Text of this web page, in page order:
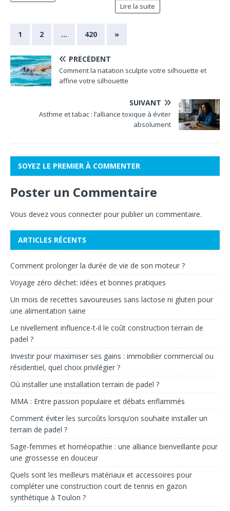
Lire la suite
1 2 … 420 »
PRÉCÉDENT
Comment la natation sculpte votre silhouette et
affine votre silhouette
SUIVANT
Asthme et tabac : l’alliance toxique à éviter
absolument
SOYEZ LE PREMIER À COMMENTER
Poster un Commentaire
Vous devez vous connecter pour publier un commentaire.
ARTICLES RÉCENTS
Comment prolonger la durée de vie de son moteur ?
Voyage zéro déchet: idées et bonnes pratiques
Un mois de recettes savoureuses sans lactose ni gluten pour
une alimentation saine
Le nivellement influence-t-il le coût construction terrain de
padel ?
Investir pour maximiser ses gains : immobilier commercial ou
résidentiel, quel choix privilégier ?
Où installer une installation terrain de padel ?
MMA : Entre passion populaire et débats enflammés
Comment éviter les surcoûts lorsqu’on souhaite installer un
terrain de padel ?
Sage-femmes et homéopathie : une alliance bienveillante pour
une grossesse en douceur
Quels sont les meilleurs matériaux et accessoires pour
compléter une construction court de tennis en gazon
synthétique à Toulon ?